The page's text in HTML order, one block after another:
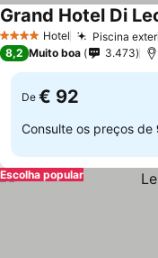
4 EstrelasHotel Piscina
Grand Hotel Di
8,2 Muito boa 3.473
De € 92
Consulte os preços de
Escolha popular